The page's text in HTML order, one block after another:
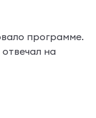
программе.
на